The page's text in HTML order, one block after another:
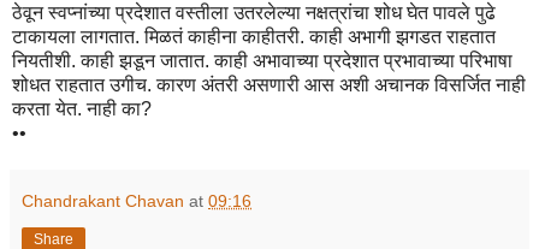
ठेवून स्वप्नांच्या प्रदेशात वस्तीला उतरलेल्या नक्षत्रांचा शोध घेत पावले पुढे
टाकायला लागतात. मिळतं काहीना काहीतरी. काही अभागी झगडत राहतात
नियतीशी. काही झडून जातात. काही अभावाच्या प्रदेशात प्रभावाच्या परिभाषा
शोधत राहतात उगीच. कारण अंतरी असणारी आस अशी अचानक विसर्जित नाही
करता येत. नाही का?
••
Chandrakant Chavan at 09:16
Share